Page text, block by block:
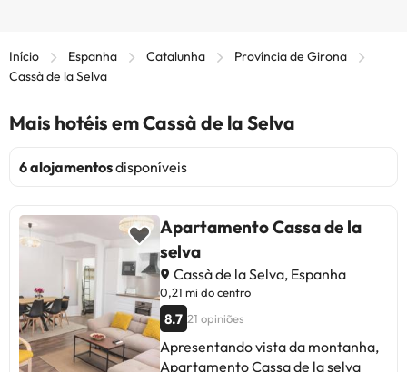
Início Espanha Catalunha
Província de Girona
Cassà de la Selva
Mais hotéis em Cassà de la Selva
6 alojamentosdisponíveis
Apartamento Cassa de la
selva
Cassà de la Selva, Espanha
0,21 mi do centro
8.7 21 opiniões
Apresentando vista da montanha,
Apartamento Cassa de la selva